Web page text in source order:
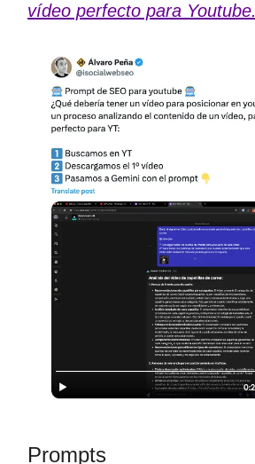
vídeo perfecto para Youtube.
Prompts